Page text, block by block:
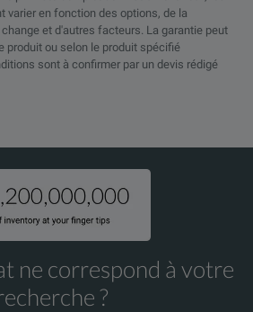
varier en fonction des options, de la
et d'autres facteurs. La garantie peut
produit ou selon le produit spécifié
sont à confirmer par un devis rédigé
ne correspond à votre
?